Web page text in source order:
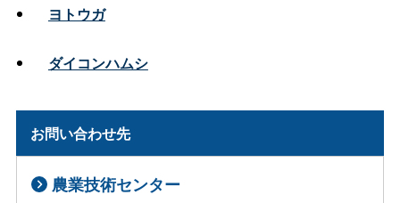
ヨトウガ
ダイコンハムシ
お問い合わせ先
農業技術センター